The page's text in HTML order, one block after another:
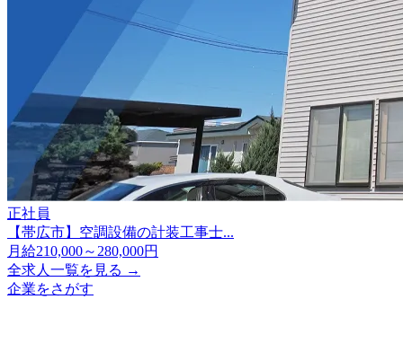
正社員
【帯広市】空調設備の計装工事士...
月給210,000～280,000円
全求人一覧を見る →
企業をさがす